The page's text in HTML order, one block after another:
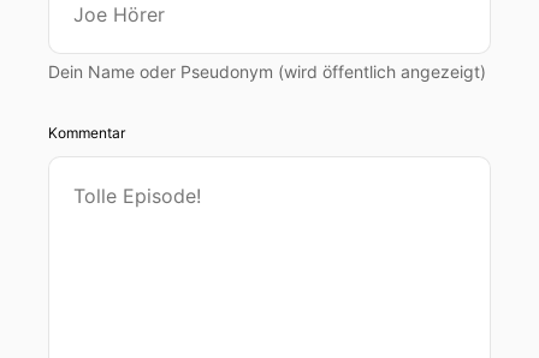
Dein Name oder Pseudonym (wird öffentlich angezeigt)
Kommentar